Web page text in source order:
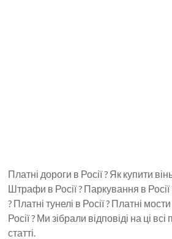
Платні дороги в Росії ? Як купити
Штрафи в Росії ? Паркування в Росії
? Платні тунелі в Росії ? Платні
Росії ? Ми зібрали відповіді на ці
статті.